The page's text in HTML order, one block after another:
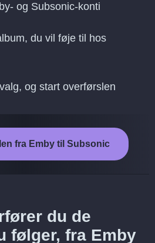
og Subsonic-konti
du vil føje til hos
og start overførslen
fra Emby til Subsonic
du de
følger, fra Emby